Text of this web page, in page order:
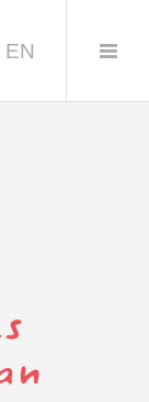
EN